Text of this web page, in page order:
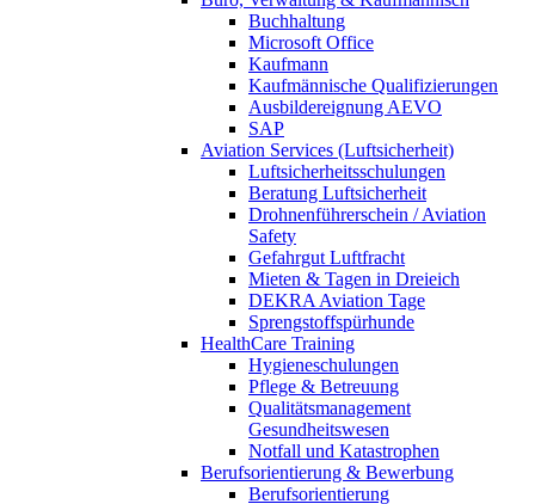
Buchhaltung
Microsoft Office
Kaufmann
Kaufmännische Qualifizierungen
Ausbildereignung AEVO
SAP
Aviation Services (Luftsicherheit)
Luftsicherheitsschulungen
Beratung Luftsicherheit
Drohnenführerschein / Aviation
Safety
Gefahrgut Luftfracht
Mieten & Tagen in Dreieich
DEKRA Aviation Tage
Sprengstoffspürhunde
HealthCare Training
Hygieneschulungen
Pflege & Betreuung
Qualitätsmanagement
Gesundheitswesen
Notfall und Katastrophen
Berufsorientierung & Bewerbung
Berufsorientierung